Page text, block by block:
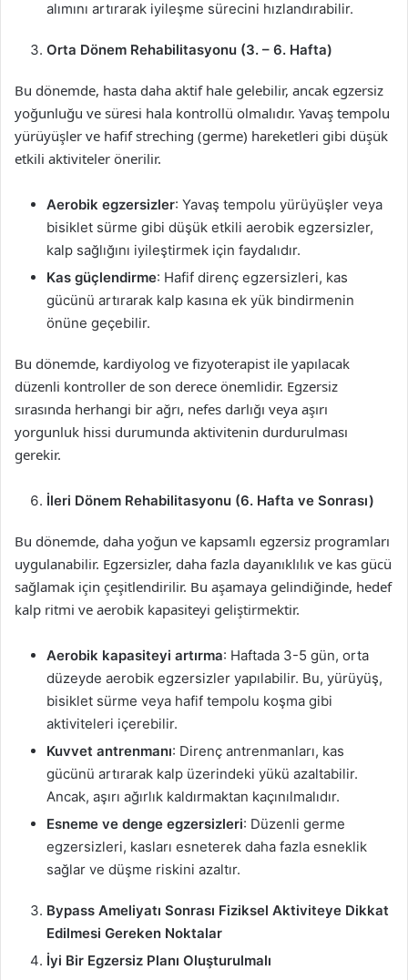
alımını artırarak iyileşme sürecini hızlandırabilir.
Orta Dönem Rehabilitasyonu (3. – 6. Hafta)
Bu dönemde, hasta daha aktif hale gelebilir, ancak egzersiz
yoğunluğu ve süresi hala kontrollü olmalıdır. Yavaş tempolu
yürüyüşler ve hafif streching (germe) hareketleri gibi düşük
etkili aktiviteler önerilir.
Aerobik egzersizler: Yavaş tempolu yürüyüşler veya
bisiklet sürme gibi düşük etkili aerobik egzersizler,
kalp sağlığını iyileştirmek için faydalıdır.
Kas güçlendirme: Hafif direnç egzersizleri, kas
gücünü artırarak kalp kasına ek yük bindirmenin
önüne geçebilir.
Bu dönemde, kardiyolog ve fizyoterapist ile yapılacak
düzenli kontroller de son derece önemlidir. Egzersiz
sırasında herhangi bir ağrı, nefes darlığı veya aşırı
yorgunluk hissi durumunda aktivitenin durdurulması
gerekir.
İleri Dönem Rehabilitasyonu (6. Hafta ve Sonrası)
Bu dönemde, daha yoğun ve kapsamlı egzersiz programları
uygulanabilir. Egzersizler, daha fazla dayanıklılık ve kas gücü
sağlamak için çeşitlendirilir. Bu aşamaya gelindiğinde, hedef
kalp ritmi ve aerobik kapasiteyi geliştirmektir.
Aerobik kapasiteyi artırma: Haftada 3-5 gün, orta
düzeyde aerobik egzersizler yapılabilir. Bu, yürüyüş,
bisiklet sürme veya hafif tempolu koşma gibi
aktiviteleri içerebilir.
Kuvvet antrenmanı: Direnç antrenmanları, kas
gücünü artırarak kalp üzerindeki yükü azaltabilir.
Ancak, aşırı ağırlık kaldırmaktan kaçınılmalıdır.
Esneme ve denge egzersizleri: Düzenli germe
egzersizleri, kasları esneterek daha fazla esneklik
sağlar ve düşme riskini azaltır.
Bypass Ameliyatı Sonrası Fiziksel Aktiviteye Dikkat
Edilmesi Gereken Noktalar
İyi Bir Egzersiz Planı Oluşturulmalı